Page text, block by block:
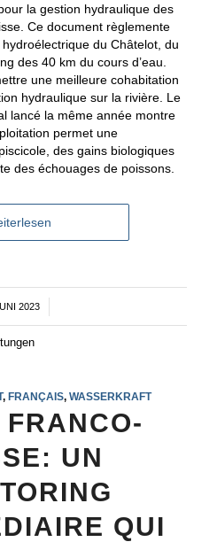
la gestion hydraulique des
Ce document règlemente
du Châtelot, du
des 40 km du cours d’eau.
une meilleure cohabitation
hydraulique sur la rivière. Le
lancé la même année montre
permet une
des gains biologiques
des échouages de poissons.
2023
, FRANÇAIS, WASSERKRAFT
UN
QUI